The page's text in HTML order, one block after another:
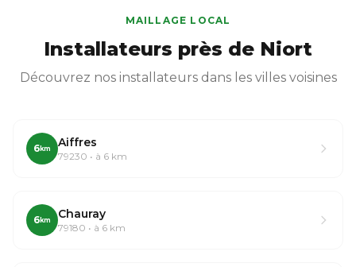
MAILLAGE LOCAL
Installateurs près de Niort
Découvrez nos installateurs dans les villes voisines
6 km Aiffres
79230 • à 6 km
6 km Chauray
79180 • à 6 km